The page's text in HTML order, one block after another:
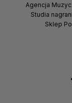
Agencja
Studia
Sklep